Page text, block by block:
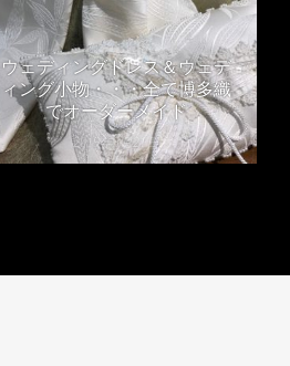
ウェディングドレス＆ウェデ
ィング小物・・・全て博多織
でオーダーメイド
2019年3月21日